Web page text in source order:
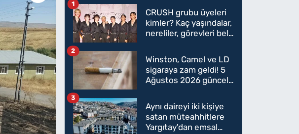
CRUSH grubu üyeleri
kimler? Kaç yaşındalar,
nereliler, görevleri belli
1
Winston, Camel ve LD
sigaraya zam geldi! 5
Ağustos 2026 güncel
oldu
2
Aynı daireyi iki kişiye
satan müteahhitlere
Yargıtay'dan emsal
3